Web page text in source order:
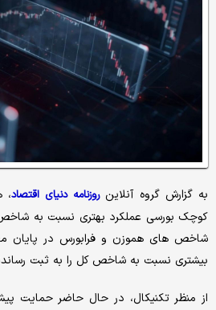
به گزارش گروه آنلاین روزنامه دنیای اقتصاد،
کوچک بورسی عملکرد بهتری نسبت به
شاخص های هموزن و فرابورس در پایان
بیشتری نسبت به شاخص کل را به ثبت
از منظر تکنیکال، در حال حاضر